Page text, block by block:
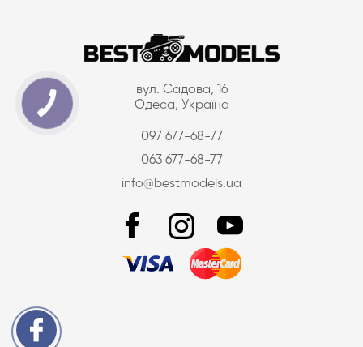
вул. Садова, 16
Одеса, Україна
097 677-68-77
063 677-68-77
info@bestmodels.ua